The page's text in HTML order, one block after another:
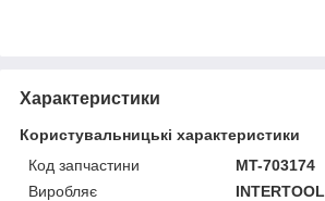
Характеристики
Користувальницькі характеристики
Код запчастини
MT-703174
Виробляє
INTERTOOL